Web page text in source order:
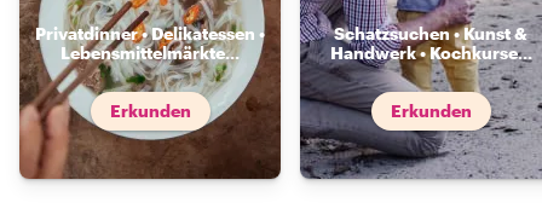
Privatdinner • Delikatessen •
Lebensmittelmärkte...
Erkunden
Schatzsuchen • Kunst &
Handwerk • Kochkurse...
Erkunden